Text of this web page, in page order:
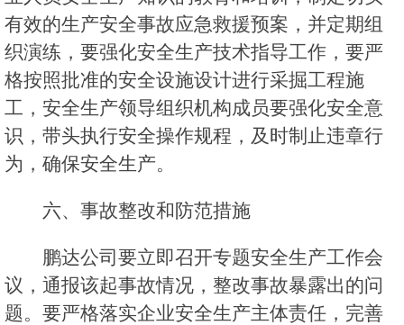
有效的生产安全事故应急救援预案，并定期组
织演练，要强化安全生产技术指导工作，要严
格按照批准的安全设施设计进行采掘工程施
工，安全生产领导组织机构成员要强化安全意
识，带头执行安全操作规程，及时制止违章行
为，确保安全生产。
六、事故整改和防范措施
鹏达公司要立即召开专题安全生产工作会
议，通报该起事故情况，整改事故暴露出的问
题。要严格落实企业安全生产主体责任，完善